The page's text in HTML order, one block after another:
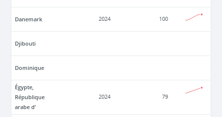
Danemark 2024 100
Djibouti
Dominique
Égypte,
République
arabe d’
2024 79